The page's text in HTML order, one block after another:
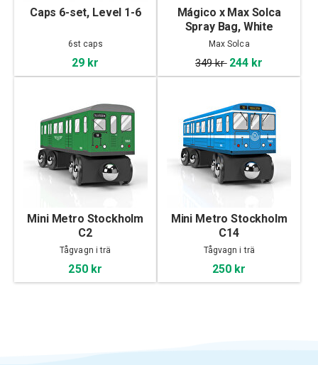
Caps 6-set, Level 1-6
6st caps
29 kr
Mágico x Max Solca
Spray Bag, White
Max Solca
349 kr 244 kr
Mini Metro Stockholm
C2
Tågvagn i trä
250 kr
Mini Metro Stockholm
C14
Tågvagn i trä
250 kr